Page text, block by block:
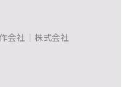
会社｜株式会社